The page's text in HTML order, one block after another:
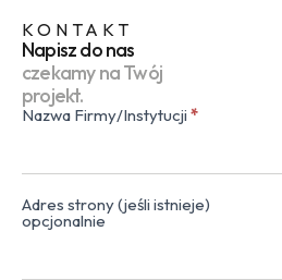
KONTAKT
Napisz do nas
czekamy na Twój
projekt.
Kontakt
Nazwa Firmy/Instytucji *
Adres strony (jeśli istnieje)
opcjonalnie